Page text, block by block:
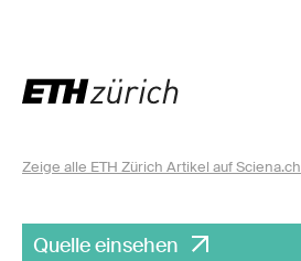
Zeige alle ETH Zürich Artikel auf Sciena.ch
Quelle einsehen